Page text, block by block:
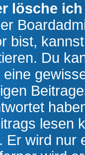
lösche
bist,
Du
lesen
Er wird nur